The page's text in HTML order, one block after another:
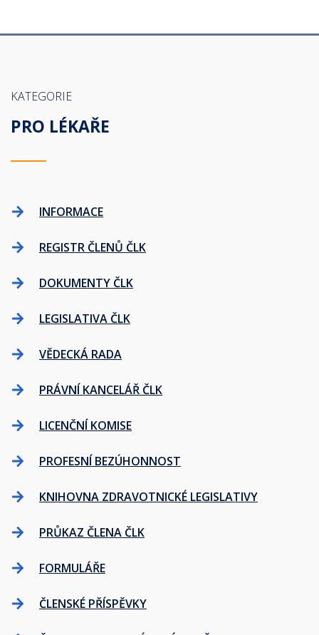
KATEGORIE
PRO LÉKAŘE
INFORMACE
REGISTR ČLENŮ ČLK
DOKUMENTY ČLK
LEGISLATIVA ČLK
VĚDECKÁ RADA
PRÁVNÍ KANCELÁŘ ČLK
LICENČNÍ KOMISE
PROFESNÍ BEZÚHONNOST
KNIHOVNA ZDRAVOTNICKÉ LEGISLATIVY
PRŮKAZ ČLENA ČLK
FORMULÁŘE
ČLENSKÉ PŘÍSPĚVKY